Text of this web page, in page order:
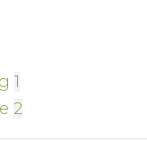
1
2